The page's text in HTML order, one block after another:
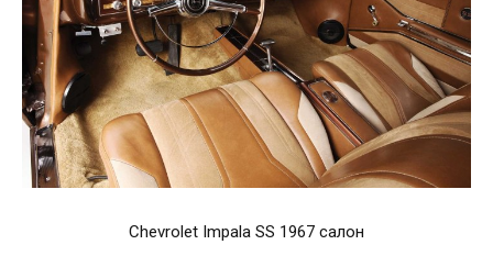
Chevrolet Impala SS 1967 салон